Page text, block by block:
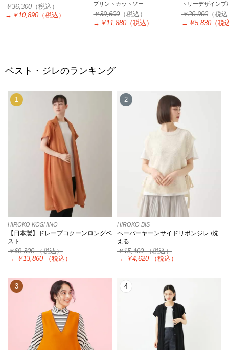
￥36,300 （税込）
→ ￥10,890 （税込）
プリントカットソー
￥39,600（税込）
→ ￥11,880 （税込）
トリーデザインプ
￥20,900（税
→ ￥5,830（税
ベスト・ジレのランキング
1
HIROKO KOSHINO
【日本製】ドレープコクーンロングベ
スト
￥69,300（税込）
→
￥13,860 （税込）
2
HIROKO BIS
ペーパーヤーンサイドリボンジレ /洗
える
￥15,400（税込）
→
￥4,620 （税込）
3 4